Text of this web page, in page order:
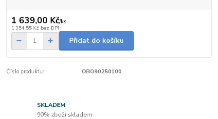
1 639,00 Kč/ks
1 354,55 Kč bez DPH
Přidat do košíku
Číslo produktu: OBO90250100
SKLADEM
90% zboží skladem